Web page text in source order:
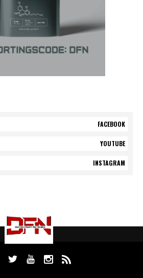
FACEBOOK
YOUTUBE
INSTAGRAM